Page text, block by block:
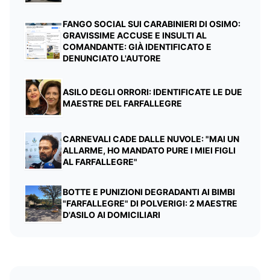
FANGO SOCIAL SUI CARABINIERI DI OSIMO:
GRAVISSIME ACCUSE E INSULTI AL
COMANDANTE: GIÀ IDENTIFICATO E
DENUNCIATO L'AUTORE
ASILO DEGLI ORRORI: IDENTIFICATE LE DUE
MAESTRE DEL FARFALLEGRE
CARNEVALI CADE DALLE NUVOLE: "MAI UN
ALLARME, HO MANDATO PURE I MIEI FIGLI
AL FARFALLEGRE"
BOTTE E PUNIZIONI DEGRADANTI AI BIMBI
"FARFALLEGRE" DI POLVERIGI: 2 MAESTRE
D'ASILO AI DOMICILIARI